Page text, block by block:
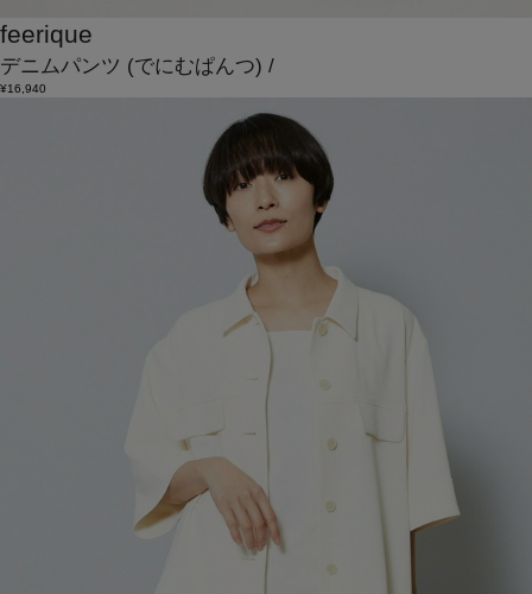
feerique
デニムパンツ (でにむぱんつ) /
¥16,940